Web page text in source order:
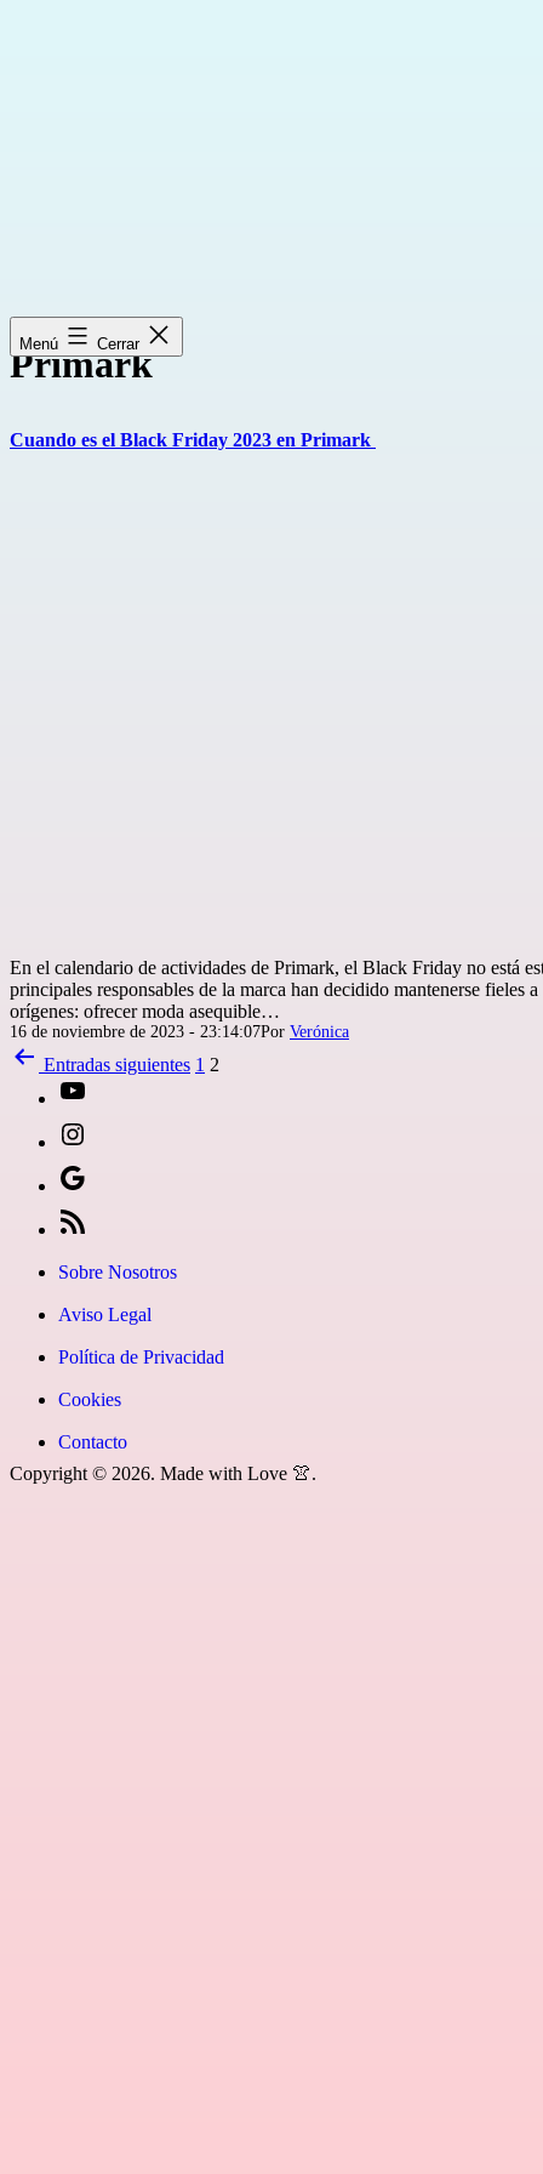
Menú Cerrar
Primark
Cuando es el Black Friday 2023 en Primark
En el calendario de actividades de Primark, el Black Friday no está
principales responsables de la marca han decidido mantenerse fieles
orígenes: ofrecer moda asequible…
Publicada
el
16 de noviembre de 2023 - 23:14:07Por Verónica
Paginación
entradas
Entradas siguientes 1 2
Copyright © 2026. Made with Love 👚.
instagram»]
fa-
youtube»]
Google
News
icon
icon=»fa
fa-
rss»]
Sobre Nosotros
Aviso Legal
Política de Privacidad
Cookies
Contacto